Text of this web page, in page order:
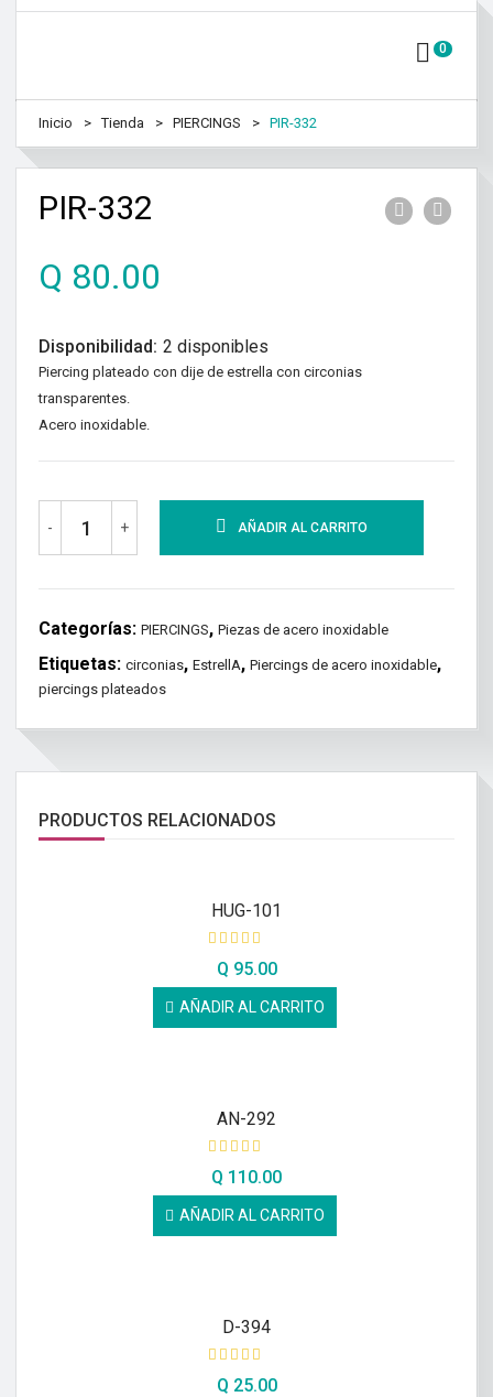
0
Inicio Tienda PIERCINGS PIR-332
PIR-332
Q 80.00
Disponibilidad: 2 disponibles
Piercing plateado con dije de estrella con circonias
transparentes.
Acero inoxidable.
- + AÑADIR AL CARRITO
Categorías: PIERCINGS, Piezas de acero inoxidable
Etiquetas: circonias, EstrellA, Piercings de acero inoxidable,
piercings plateados
PRODUCTOS RELACIONADOS
HUG-101
Q 95.00
AÑADIR AL CARRITO
AN-292
Q 110.00
AÑADIR AL CARRITO
D-394
Q 25.00